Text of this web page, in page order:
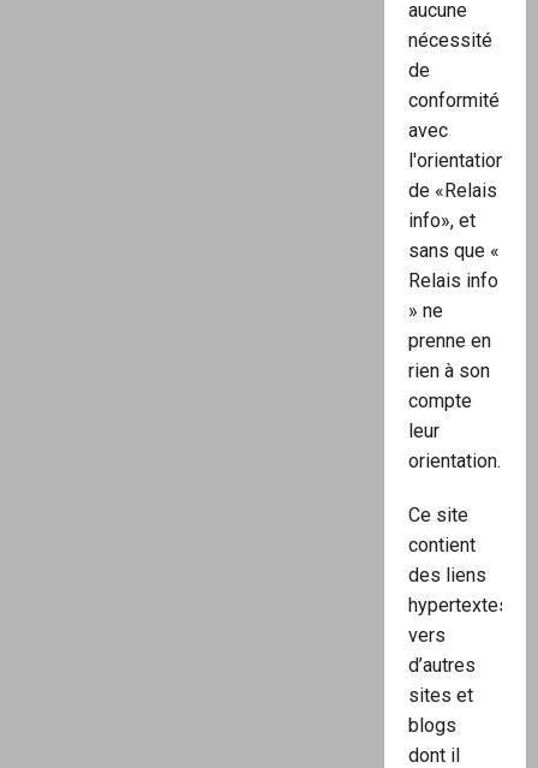
aucune
nécessité
de
conformité
avec
l'orientation
de «Relais
info», et
sans que «
Relais info
» ne
prenne en
rien à son
compte
leur
orientation.
Ce site
contient
des liens
hypertextes
vers
d’autres
sites et
blogs
dont il